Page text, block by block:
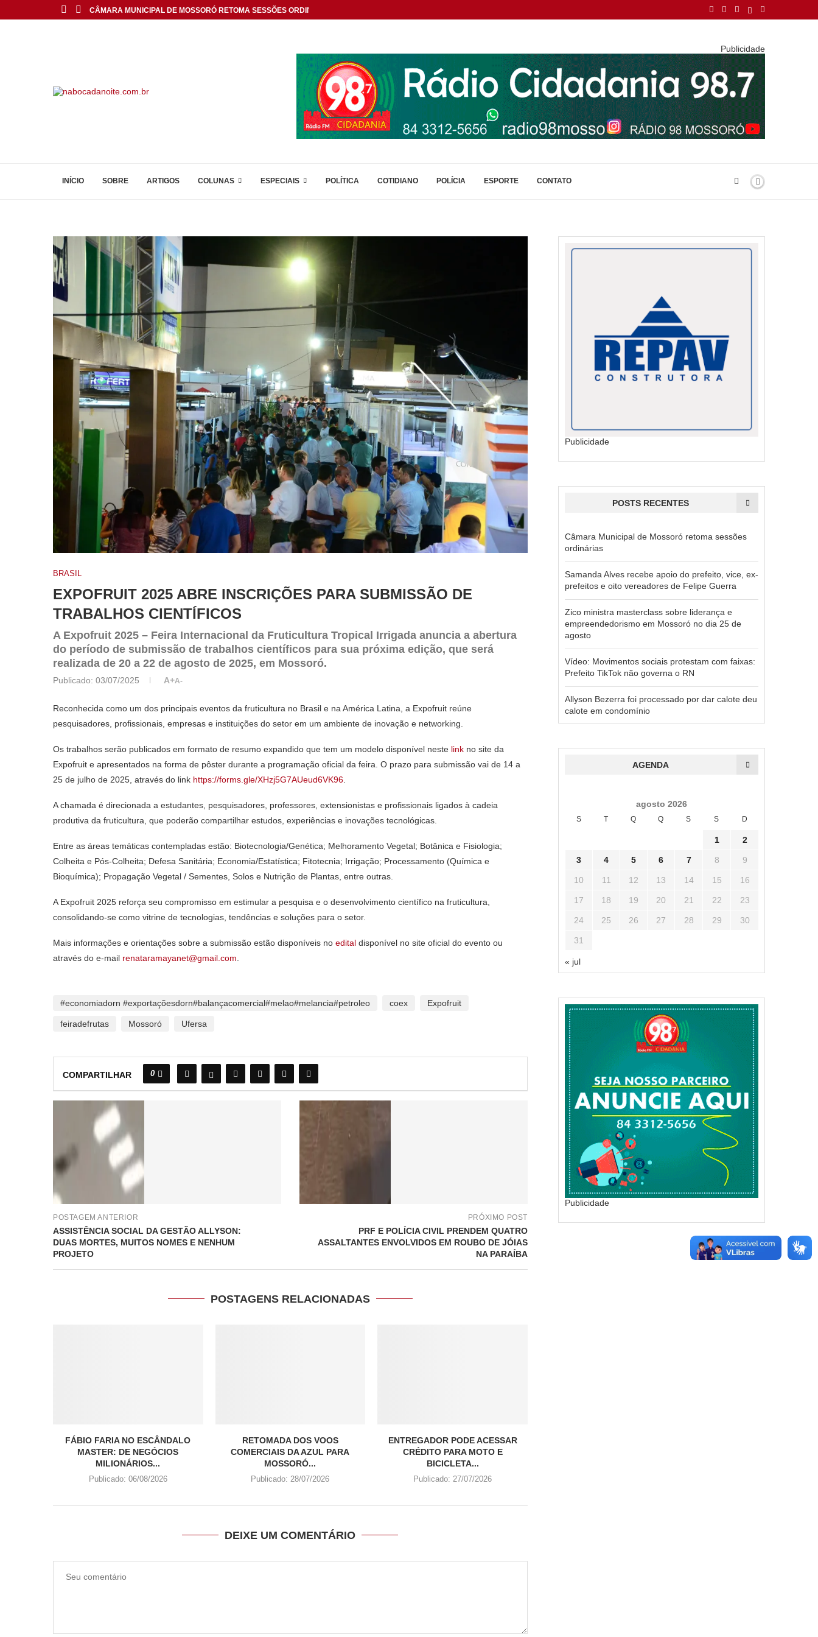
CÂMARA MUNICIPAL DE MOSSORÓ RETOMA SESSÕES ORDINÁRIAS
Publicidade
INÍCIO SOBRE ARTIGOS COLUNAS ESPECIAIS POLÍTICA COTIDIANO POLÍCIA ESPORTE CONTATO
BRASIL
EXPOFRUIT 2025 ABRE INSCRIÇÕES PARA SUBMISSÃO DE
TRABALHOS CIENTÍFICOS
A Expofruit 2025 – Feira Internacional da Fruticultura Tropical Irrigada anuncia a abertura
do período de submissão de trabalhos científicos para sua próxima edição, que será
realizada de 20 a 22 de agosto de 2025, em Mossoró.
Publicado: 03/07/2025 A+A-
Reconhecida como um dos principais eventos da fruticultura no Brasil e na América Latina, a Expofruit reúne
pesquisadores, profissionais, empresas e instituições do setor em um ambiente de inovação e networking.
Os trabalhos serão publicados em formato de resumo expandido que tem um modelo disponível neste link no site da
Expofruit e apresentados na forma de pôster durante a programação oficial da feira. O prazo para submissão vai de 14 a
25 de julho de 2025, através do link https://forms.gle/XHzj5G7AUeud6VK96
A chamada é direcionada a estudantes, pesquisadores, professores, extensionistas e profissionais ligados à cadeia
produtiva da fruticultura, que poderão compartilhar estudos, experiências e inovações tecnológicas.
Entre as áreas temáticas contempladas estão: Biotecnologia/Genética; Melhoramento Vegetal; Botânica e Fisiologia;
Colheita e Pós-Colheita; Defesa Sanitária; Economia/Estatística; Fitotecnia; Irrigação; Processamento (Química e
Bioquímica); Propagação Vegetal / Sementes, Solos e Nutrição de Plantas, entre outras.
A Expofruit 2025 reforça seu compromisso em estimular a pesquisa e o desenvolvimento científico na fruticultura,
consolidando-se como vitrine de tecnologias, tendências e soluções para o setor.
Mais informações e orientações sobre a submissão estão disponíveis no edital disponível no site oficial do evento ou
através do e-mail renataramayanet@gmail.com
#economiadorn #exportaçõesdorn#balançacomercial#melao#melancia#petroleo coex Expofruit
feiradefrutas Mossoró Ufersa
COMPARTILHAR 0
POSTAGEM ANTERIOR
ASSISTÊNCIA SOCIAL DA GESTÃO ALLYSON:
DUAS MORTES, MUITOS NOMES E NENHUM
PROJETO
PRÓXIMO POST
PRF E POLÍCIA CIVIL PRENDEM QUATRO
ASSALTANTES ENVOLVIDOS EM ROUBO DE JÓIAS
NA PARAÍBA
POSTAGENS RELACIONADAS
FÁBIO FARIA NO ESCÂNDALO
MASTER: DE NEGÓCIOS
MILIONÁRIOS...
Publicado: 06/08/2026
RETOMADA DOS VOOS
COMERCIAIS DA AZUL PARA
MOSSORÓ...
Publicado: 28/07/2026
ENTREGADOR PODE ACESSAR
CRÉDITO PARA MOTO E
BICICLETA...
Publicado: 27/07/2026
DEIXE UM COMENTÁRIO
Publicidade
POSTS RECENTES
Câmara Municipal de Mossoró retoma sessões
ordinárias
Samanda Alves recebe apoio do prefeito, vice, ex-
prefeitos e oito vereadores de Felipe Guerra
Zico ministra masterclass sobre liderança e
empreendedorismo em Mossoró no dia 25 de
agosto
Vídeo: Movimentos sociais protestam com faixas:
Prefeito TikTok não governa o RN
Allyson Bezerra foi processado por dar calote deu
calote em condomínio
AGENDA
agosto 2026
S T Q Q S S D
1 2
3 4 5 6 7 8 9
10 11 12 13 14 15 16
17 18 19 20 21 22 23
24 25 26 27 28 29 30
31
« jul
Publicidade